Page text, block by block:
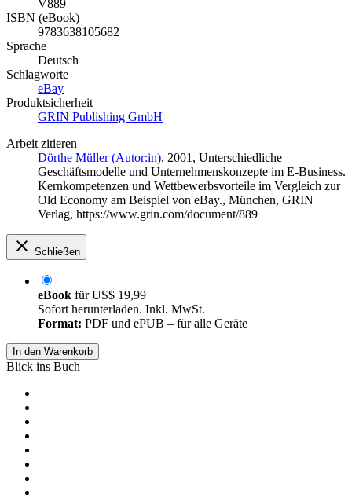
V889
ISBN (eBook)
9783638105682
Sprache
Deutsch
Schlagworte
eBay
Produktsicherheit
GRIN Publishing GmbH
Arbeit zitieren
Dörthe Müller (Autor:in), 2001, Unterschiedliche
Geschäftsmodelle und Unternehmenskonzepte im E-Business.
Kernkompetenzen und Wettbewerbsvorteile im Vergleich zur
Old Economy am Beispiel von eBay., München, GRIN
Verlag, https://www.grin.com/document/889
Schließen
eBook fürUS$ 19,99
Sofort herunterladen. Inkl. MwSt.
Format: PDF und ePUB – für alle Geräte
In den Warenkorb
Blick ins Buch